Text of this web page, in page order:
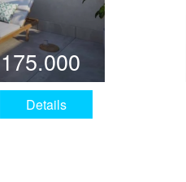
175.000
Details